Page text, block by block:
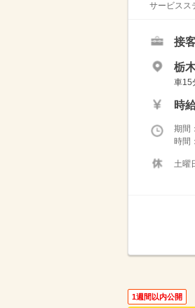
サービスス
接
栃
車15
時
期間
時間
土曜
1週間以内公開